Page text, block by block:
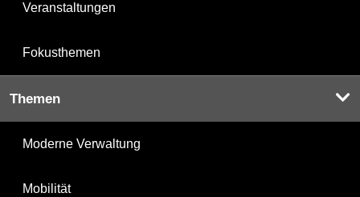
Veranstaltungen
Fokusthemen
Themen
Moderne Verwaltung
Mobilität